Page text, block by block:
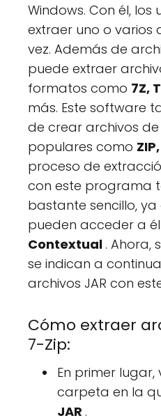
Windows. Con él, los
extraer uno o varios
vez. Además de
puede extraer
formatos como 7Z,
más. Este software
de crear archivos
populares como
proceso de
con este programa
bastante sencillo, ya
pueden acceder a
Contextual. Ahora,
se indican a
archivos JAR con
Cómo extraer
7-Zip:
En primer
carpeta en la
JAR .